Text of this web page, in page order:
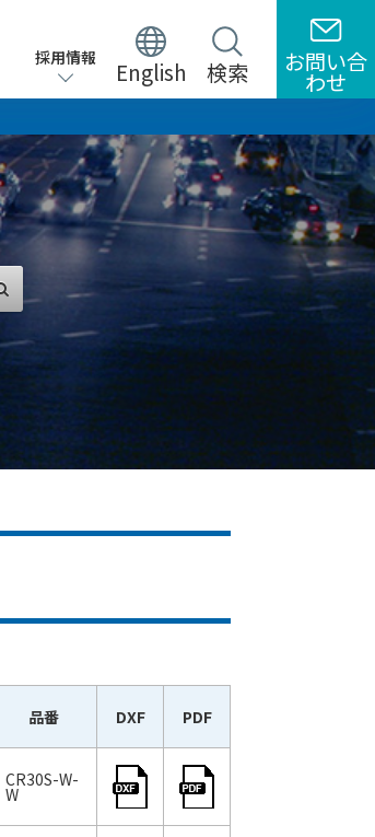
採用情報 English 検索 お問い合
わせ
採用情報 English 検索 お問い合
わせ
品番 DXF PDF
CR30S-W-
W